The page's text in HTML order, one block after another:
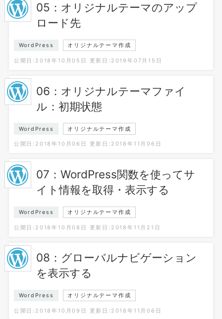
05：オリジナルテーマのアップ
ロード先
WordPress オリジナルテーマ作成
公開日:2018年10月05日 更新日:2019年07月15日
06：オリジナルテーマファイ
ル：初期状態
WordPress オリジナルテーマ作成
公開日:2018年10月06日 更新日:2018年11月06日
07：WordPress関数を使ってサ
イト情報を取得・表示する
WordPress オリジナルテーマ作成
公開日:2018年10月08日 更新日:2018年11月21日
08：グローバルナビゲーション
を表示する
WordPress オリジナルテーマ作成
公開日:2018年10月09日 更新日:2018年11月06日